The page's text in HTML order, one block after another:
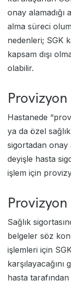
onay alamadığı
alma süreci
nedenleri; SGK
kapsam dışı
olabilir.
Hastanede
ya da özel
sigortadan onay
deyişle hasta
işlem için
Provizyon
Sağlık
belgeler söz
işlemleri için
hasta tarafından